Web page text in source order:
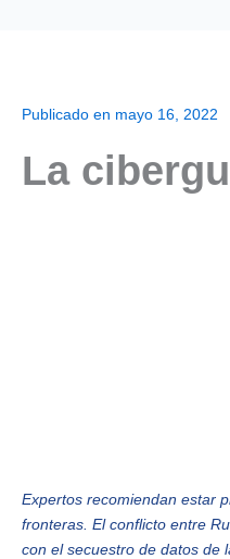
Publicado en mayo 16, 2022
La
Expertos recomiendan estar
fronteras. El conflicto entre
con el secuestro de datos de